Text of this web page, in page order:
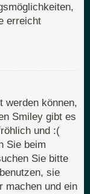
erreicht
werden können,
Smiley gibt es
und :(
Sie beim
Sie bitte
sie
machen und ein